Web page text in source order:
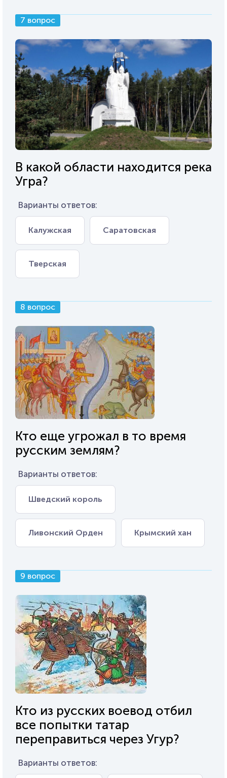
7 вопрос
В какой области находится река
Угра?
Варианты ответов:
Калужская Саратовская
Тверская
8 вопрос
Кто еще угрожал в то время
русским землям?
Варианты ответов:
Шведский король
Ливонский Орден Крымский хан
9 вопрос
Кто из русских воевод отбил
все попытки татар
переправиться через Угур?
Варианты ответов: